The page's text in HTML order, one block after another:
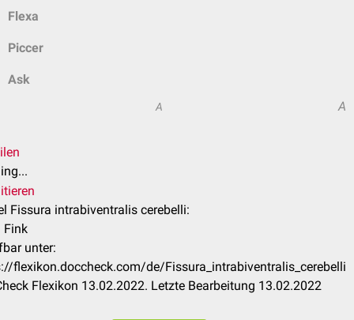
Flexa
Piccer
Ask
A A
Fissura intrabiventralis cerebelli:
Fink
unter:
flexikon.doccheck.com/de/Fissura_intrabiventralis_cerebelli
Flexikon 13.02.2022. Letzte Bearbeitung 13.02.2022